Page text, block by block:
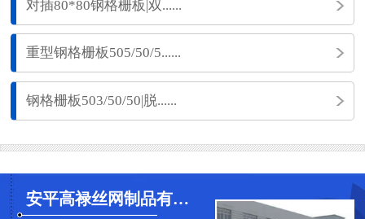
对插80*80钢格栅板|双......
重型钢格栅板505/50/5......
钢格栅板503/50/50|脱......
安平高禄丝网制品有限公司